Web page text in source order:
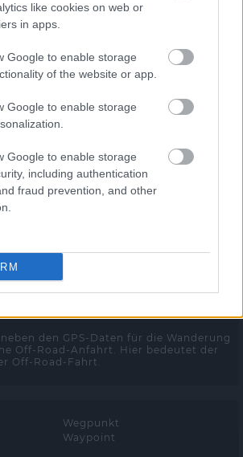
like cookies on web or
in apps.
Google to enable storage
of the website or app.
Google to enable storage
Google to enable storage
including authentication
fraud prevention, and other
Start der Wanderung
Trailhead
den GPS-Daten für die Wanderung
Ende der Wanderung
den GPS-Daten für die Wanderung
Off-Road-Anfahrt. Hier bedeutet der
Off-Road-Fahrt.
Wegpunkt
Waypoint